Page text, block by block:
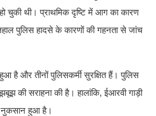
चुकी थी। प्राथमिक दृष्टि में आग का कारण
पुलिस हादसे के कारणों की गहनता से जांच
है और तीनों पुलिसकर्मी सुरक्षित हैं। पुलिस
की सराहना की है। हालांकि, ईआरवी गाड़ी
नुकसान हुआ है।